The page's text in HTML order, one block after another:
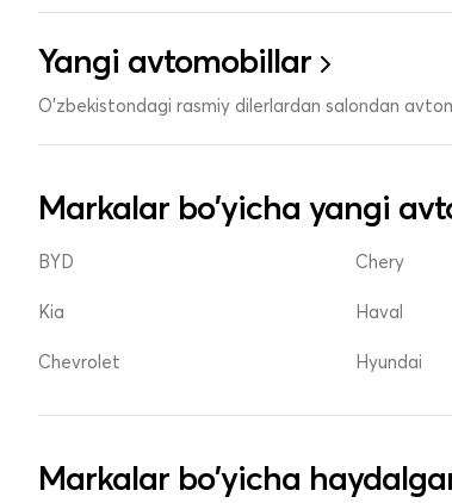
Yangi avtomobillar
O'zbekistondagi rasmiy dilerlardan salondan
Markalar bo'yicha yangi
BYD
Kia
Chevrolet
Chery
Haval
Hyundai
Markalar bo'yicha